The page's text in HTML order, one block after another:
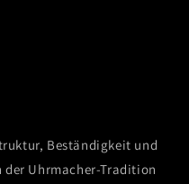
Beständigkeit und
Uhrmacher-Tradition